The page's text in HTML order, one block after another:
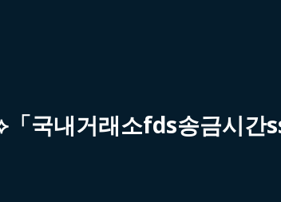
국내거래소fds송금시간